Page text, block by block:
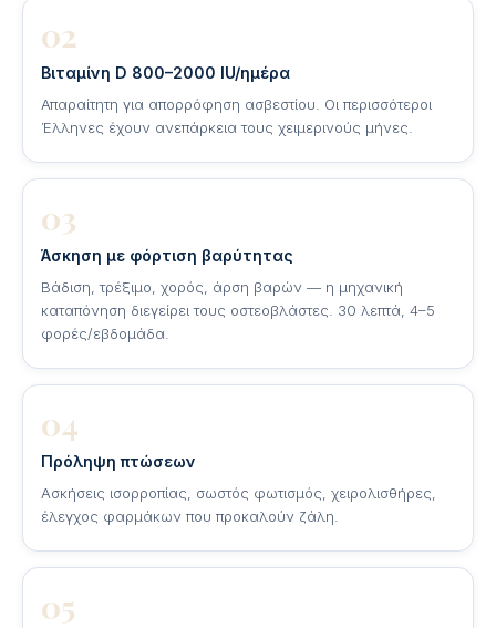
02
Βιταμίνη D 800–2000 IU/ημέρα
Απαραίτητη για απορρόφηση ασβεστίου. Οι περισσότεροι
Έλληνες έχουν ανεπάρκεια τους χειμερινούς μήνες.
03
Άσκηση με φόρτιση βαρύτητας
Βάδιση, τρέξιμο, χορός, άρση βαρών — η μηχανική
καταπόνηση διεγείρει τους οστεοβλάστες. 30 λεπτά, 4–5
φορές/εβδομάδα.
04
Πρόληψη πτώσεων
Ασκήσεις ισορροπίας, σωστός φωτισμός, χειρολισθήρες,
έλεγχος φαρμάκων που προκαλούν ζάλη.
05